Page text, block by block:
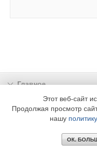
Главное
Подписка
Информация
© 2002 - 2026 OOO
Этот веб-сайт
Продолжая просмотр
нашу
ОК.